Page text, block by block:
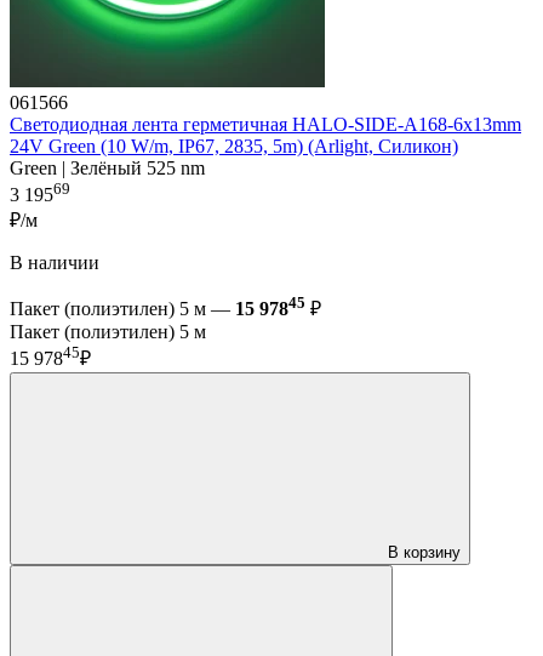
061566
Светодиодная лента герметичная HALO-SIDE-A168-6x13mm
24V Green (10 W/m, IP67, 2835, 5m) (Arlight, Силикон)
Green | Зелёный 525 nm
3 19569
₽/м
В наличии
Пакет (полиэтилен) 5 м — 15 97845 ₽
Пакет (полиэтилен) 5 м
15 97845₽
В корзину